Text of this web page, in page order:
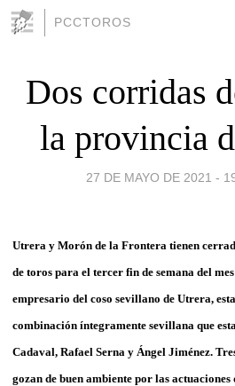
PCCTOROS
Dos corridas
la provincia
27 DE MAYO DE 2021 -
Utrera y Morón de la Frontera tienen
de toros para el tercer fin de semana del
empresario del coso sevillano de Utrera,
combinación íntegramente sevillana que
Cadaval, Rafael Serna y Ángel Jiménez.
gozan de buen ambiente por las